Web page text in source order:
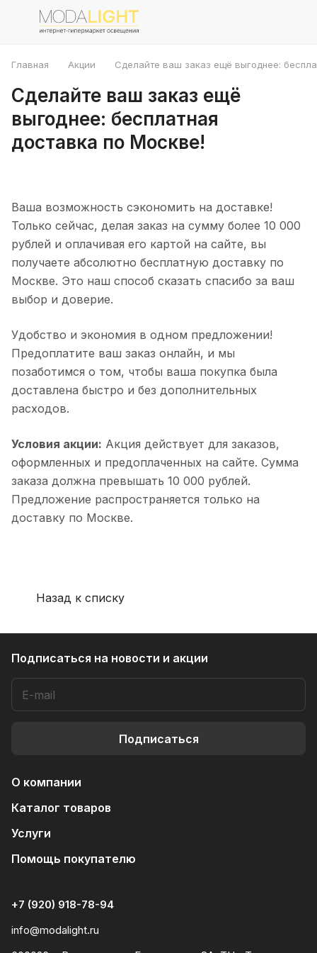
Главная Акции Сделайте ваш заказ ещё выгоднее:
Сделайте ваш заказ ещё
выгоднее: бесплатная
доставка по Москве!
Ваша возможность сэкономить на доставке!
Только сейчас, делая заказ на сумму более 10 000
рублей и оплачивая его картой на сайте, вы
получаете абсолютно бесплатную доставку по
Москве. Это наш способ сказать спасибо за ваш
выбор и доверие.
Удобство и экономия в одном предложении!
Предоплатите ваш заказ онлайн, и мы
позаботимся о том, чтобы ваша покупка была
доставлена быстро и без дополнительных
расходов.
Условия акции: Акция действует для заказов,
оформленных и предоплаченных на сайте. Сумма
заказа должна превышать 10 000 рублей.
Предложение распространяется только на
доставку по Москве.
Назад к списку
Подписаться на новости и акции
Подписаться
О компании
Каталог товаров
Услуги
Помощь покупателю
+7 (920) 918-78-94
info@modalight.ru